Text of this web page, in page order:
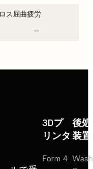
ロス屈曲疲労
–
3Dプ
リンタ
Form 4
後
装置